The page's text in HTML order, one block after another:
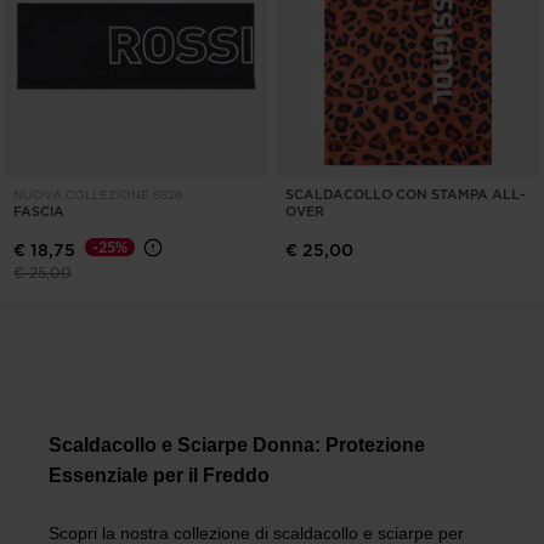
NUOVA COLLEZIONE SS26
FASCIA
€ 18,75
Prezzo ridotto da
€ 25,00a
-25%
SCALDACOLLO CON STAMPA ALL-
OVER
€ 25,00
Scaldacollo e Sciarpe Donna: Protezione
Essenziale per il Freddo
Scopri la nostra collezione di scaldacollo e sciarpe per